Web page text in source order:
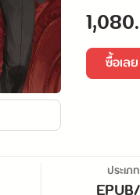
ซื้อเลย
ประเภ